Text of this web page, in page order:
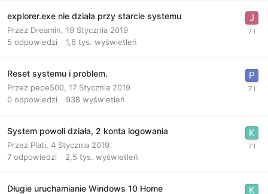
explorer.exe nie działa przy starcie systemu
Przez Dreamin 19 Stycznia 2019
5 odpowiedzi 1,6 tys. wyświetleń
Reset systemu i problem.
Przez pepe500 17 Stycznia 2019
0 odpowiedzi 938 wyświetleń
System powoli działa, 2 konta logowania
Przez Plati 4 Stycznia 2019
7 odpowiedzi 2,5 tys. wyświetleń
Długie uruchamianie Windows 10 Home